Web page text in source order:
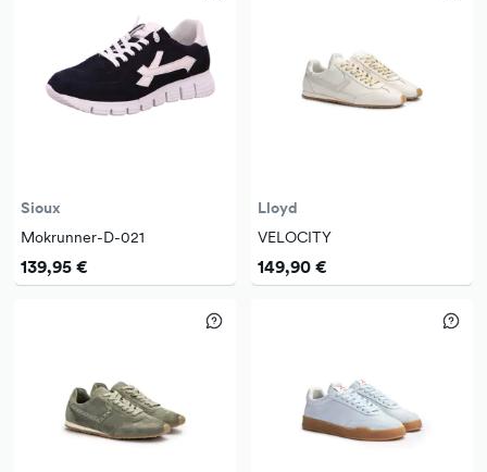
Sioux
Mokrunner-D-021
139,95 €
Lloyd
VELOCITY
149,90 €